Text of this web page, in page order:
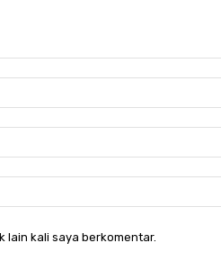
lain kali saya berkomentar.